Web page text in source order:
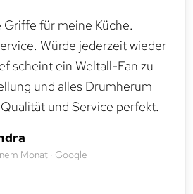
Griffe für meine Küche.
Würde jederzeit wieder
scheint ein Weltall-Fan zu
und alles Drumherum
und Service perfekt.
Monat · Google